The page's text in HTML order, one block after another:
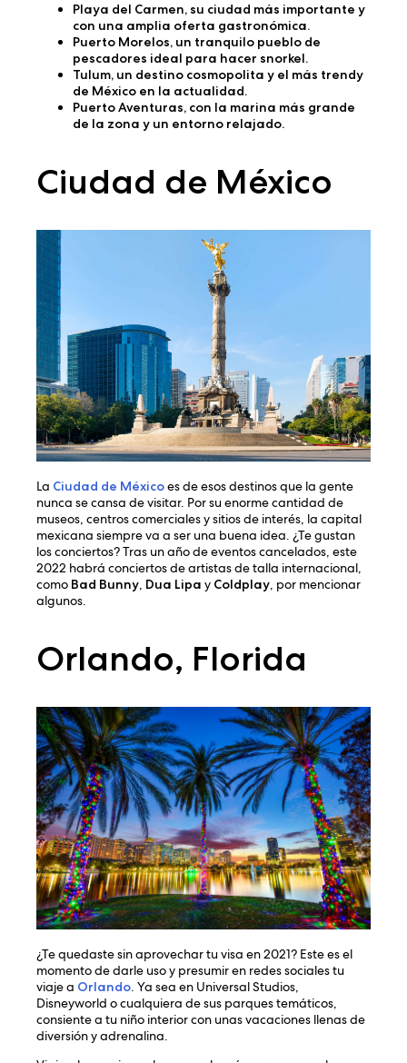
Playa del Carmen, su ciudad más importante y
con una amplia oferta gastronómica.
Puerto Morelos, un tranquilo pueblo de
pescadores ideal para hacer snorkel.
Tulum, un destino cosmopolita y el más trendy
de México en la actualidad.
Puerto Aventuras, con la marina más grande
de la zona y un entorno relajado.
Ciudad de México
La Ciudad de Méxicoes de esos destinos que la gente
nunca se cansa de visitar. Por su enorme cantidad de
museos, centros comerciales y sitios de interés, la capital
mexicana siempre va a ser una buena idea. ¿Te gustan
los conciertos? Tras un año de eventos cancelados, este
2022 habrá conciertos de artistas de talla internacional,
como Bad Bunny, Dua Lipa y Coldplay, por mencionar
algunos.
Orlando, Florida
¿Te quedaste sin aprovechar tu visa en 2021? Este es el
momento de darle uso y presumir en redes sociales tu
viaje a Orlando. Ya sea en Universal Studios,
Disneyworld o cualquiera de sus parques temáticos,
consiente a tu niño interior con unas vacaciones llenas de
diversión y adrenalina.